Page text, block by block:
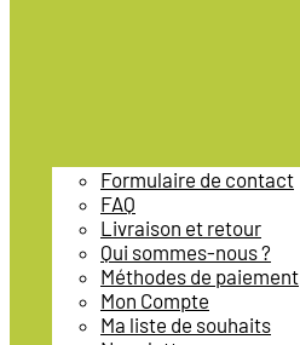
Formulaire de contact
FAQ
Livraison et retour
Qui sommes-nous ?
Méthodes de paiement
Mon Compte
Ma liste de souhaits